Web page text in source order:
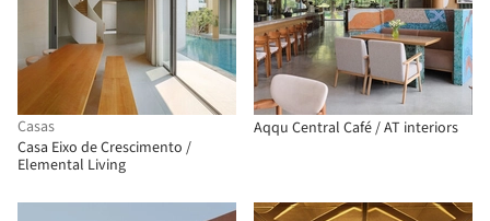
Casas
Casa Eixo de Crescimento /
Elemental Living
Aqqu Central Café / AT interiors